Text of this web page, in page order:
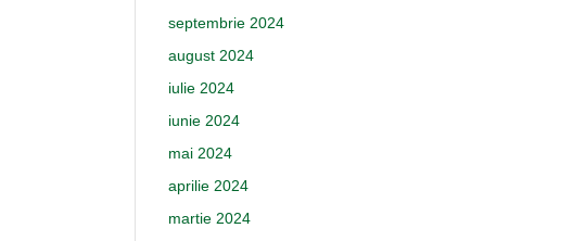
septembrie 2024
august 2024
iulie 2024
iunie 2024
mai 2024
aprilie 2024
martie 2024